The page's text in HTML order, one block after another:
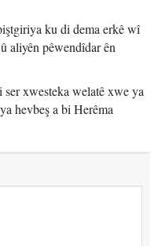
ku di dema erkê wî
aliyên pêwendîdar ên
xwesteka welatê xwe ya
hevbeş a bi Herêma